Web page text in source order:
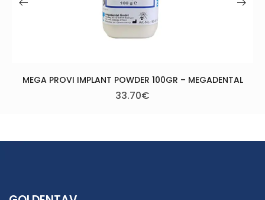
POWDER 100GR – MEGADENTAL